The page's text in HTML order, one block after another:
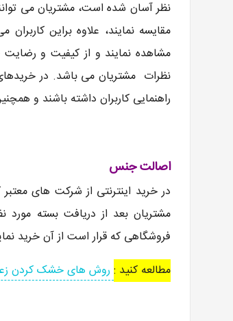
نظر آسان شده است، مشتریان می
مقایسه نمایند، علاوه براین
مشاهده نمایند و از کیفیت و رضایت
نظرات مشتریان می باشد. در خریدهای
راهنمایی کاربران داشته باشند و
اصالت جنس
در خرید اینترنتی از شرکت های
مشتریان بعد از دریافت بسته مورد
فروشگاهی که قرار است از آن خرید
مطالعه کنید : روش های خشک کردن